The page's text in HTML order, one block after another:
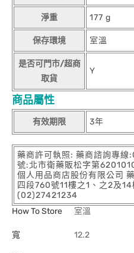
淨重 177 g
保存環境 室溫
是否可門市/超商
取貨
Y
商品屬性
有效期限 3年
藥商許可執照: 藥商諮詢專
號:北市衛藥販松字第
個人用品商店股份有限公司
四段760號11樓之1、之2及
(02)27421234
How To Store
室溫
寬 12.2